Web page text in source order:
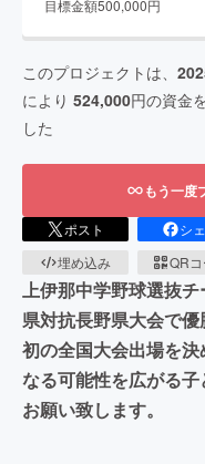
目標金額500,000円
このプロジェクトは、
により 524,000円の資金
した
もう一度
ポスト シ
埋め込み
QR
上伊那中学野球選抜
県対抗長野県大会で
初の全国大会出場を
なる可能性を広がる
お願い致します。